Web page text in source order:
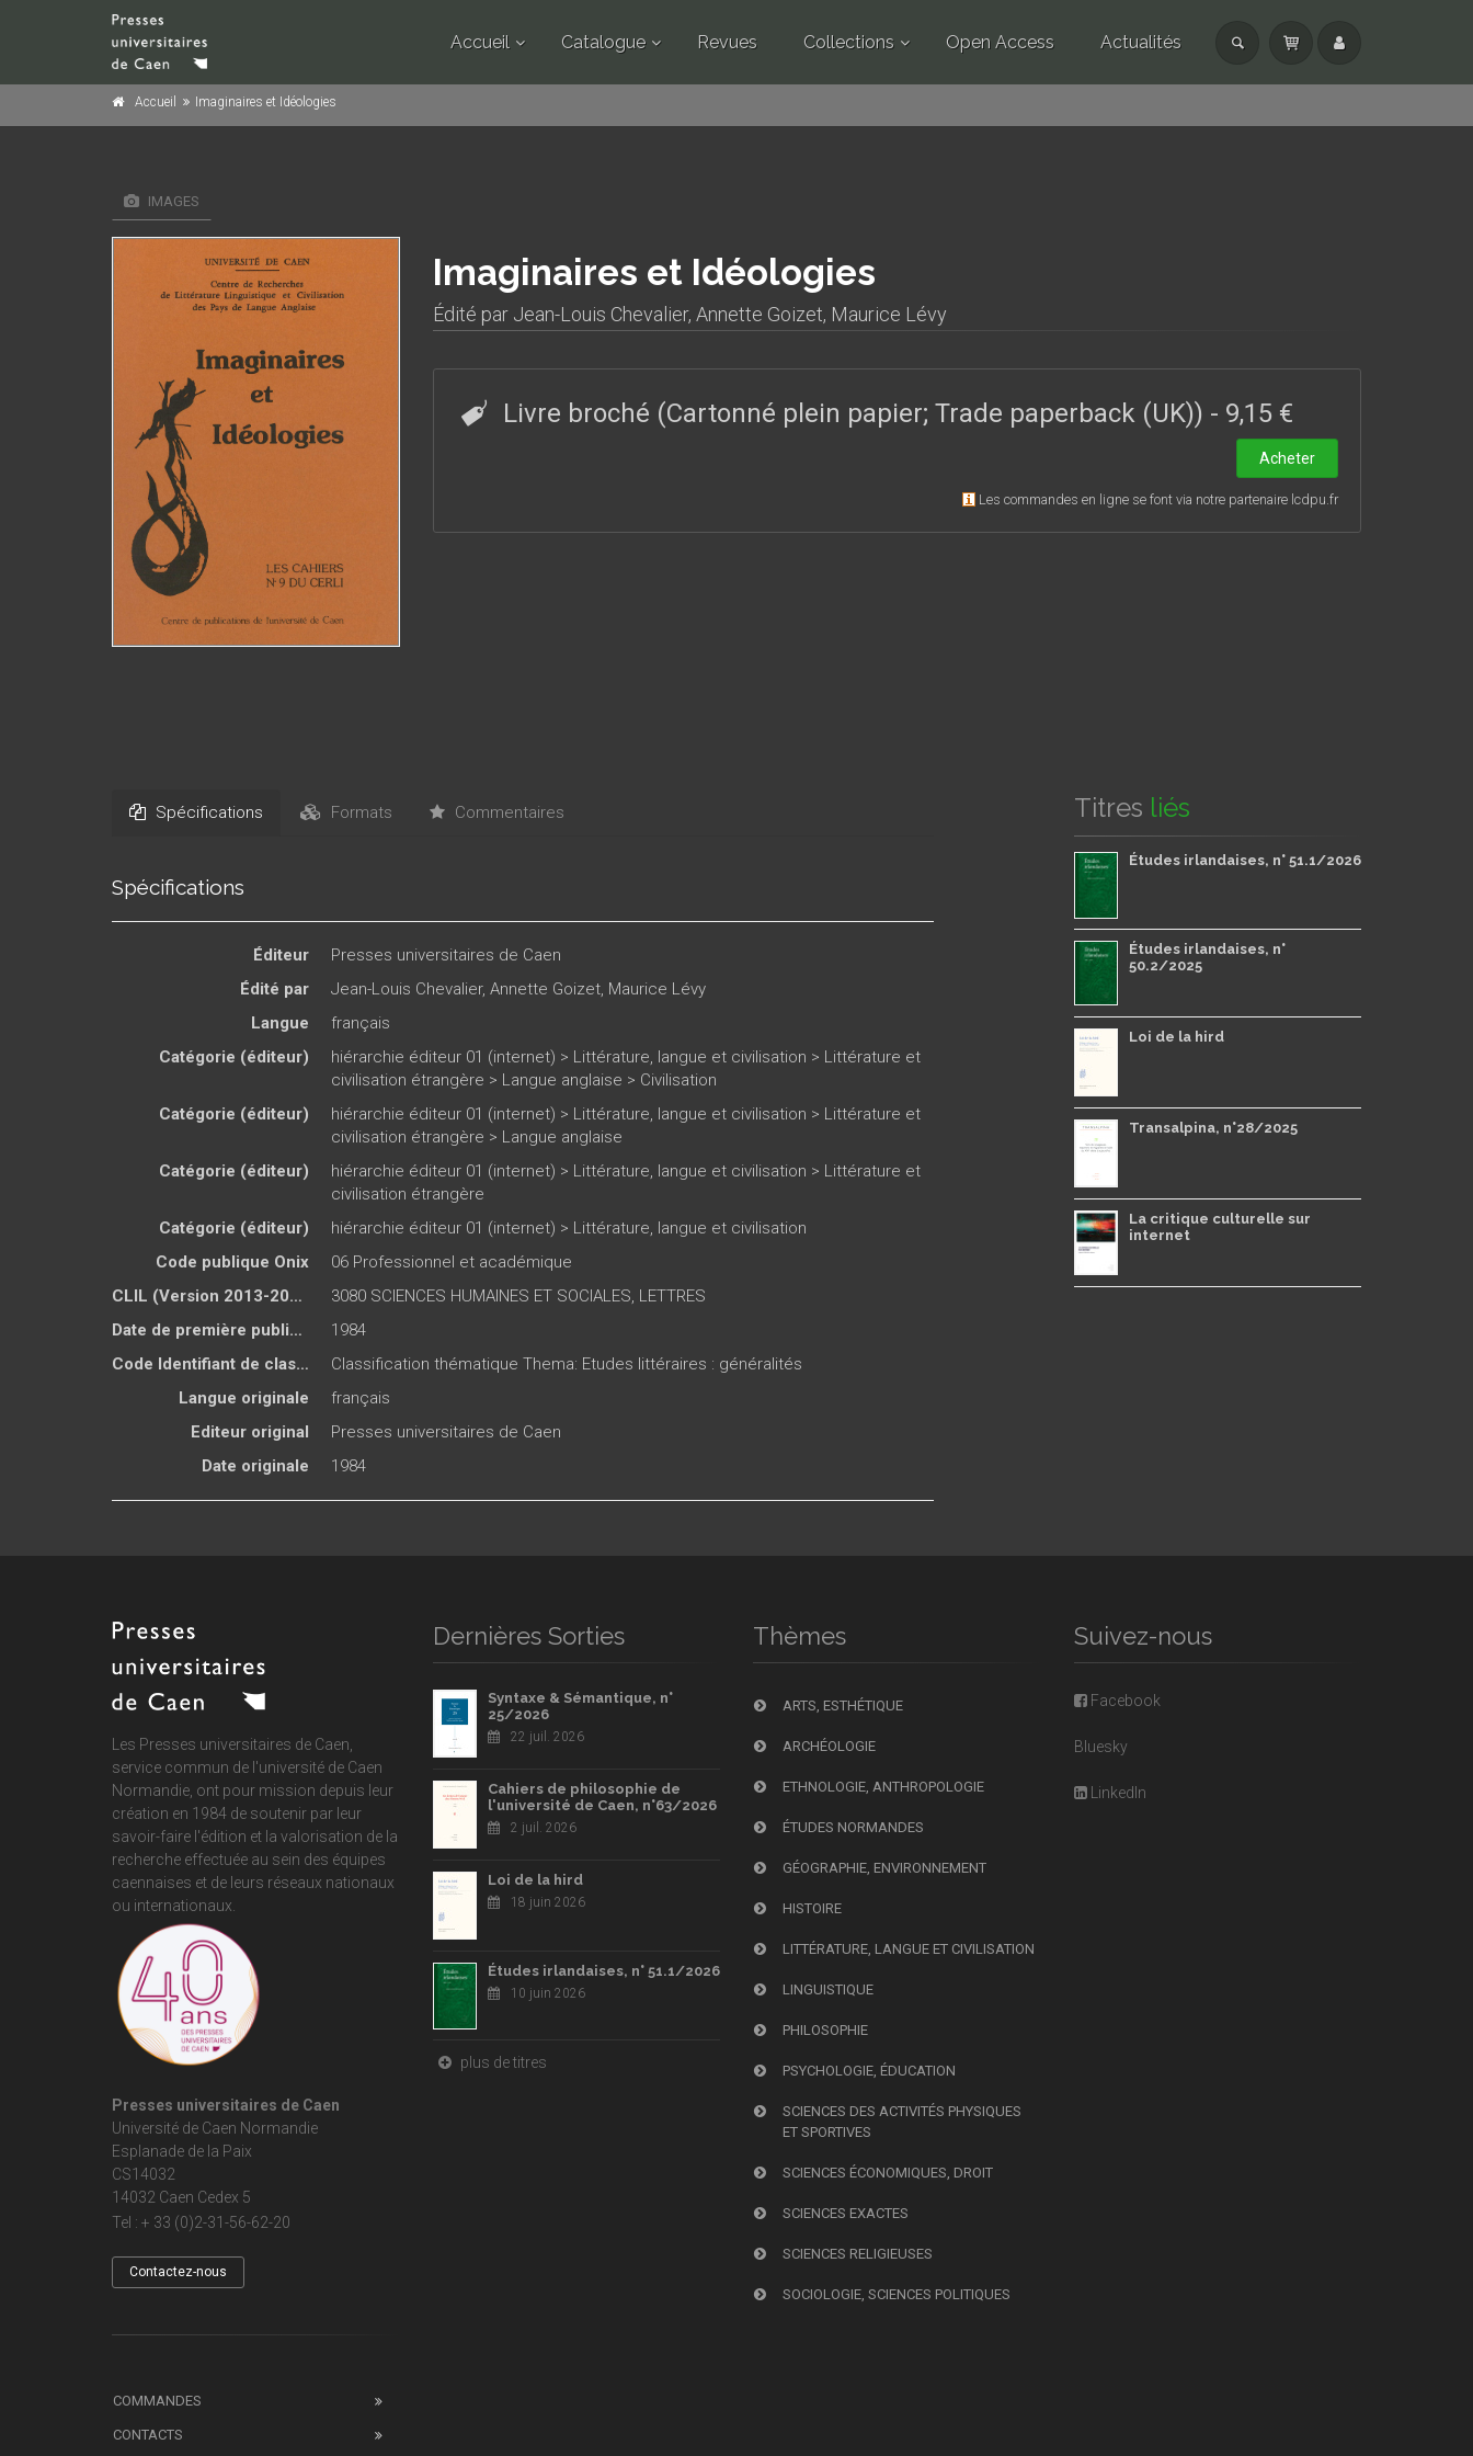
Accueil Catalogue Revues Collections Open Access Actualités
Accueil Imaginaires et Idéologies
IMAGES
Imaginaires et Idéologies
Édité par Jean-Louis Chevalier, Annette Goizet, Maurice Lévy
Livre broché (Cartonné plein papier; Trade paperback (UK)) - 9,15 €
Acheter
Les commandes en ligne se font via notre partenaire lcdpu.fr
Spécifications Formats Commentaires
Spécifications
Éditeur
Presses universitaires de Caen
Édité par
Jean-Louis Chevalier, Annette Goizet, Maurice Lévy
Langue
français
Catégorie (éditeur)
hiérarchie éditeur 01 (internet) > Littérature, langue et civilisation > Littérature et
civilisation étrangère > Langue anglaise > Civilisation
Catégorie (éditeur)
hiérarchie éditeur 01 (internet) > Littérature, langue et civilisation > Littérature et
civilisation étrangère > Langue anglaise
Catégorie (éditeur)
hiérarchie éditeur 01 (internet) > Littérature, langue et civilisation > Littérature et
civilisation étrangère
Catégorie (éditeur)
hiérarchie éditeur 01 (internet) > Littérature, langue et civilisation
Code publique Onix
06 Professionnel et académique
CLIL (Version 2013-2019 )
3080 SCIENCES HUMAINES ET SOCIALES, LETTRES
Date de première publication du titre
1984
Code Identifiant de classement sujet
Classification thématique Thema: Etudes littéraires : généralités
Langue originale
français
Editeur original
Presses universitaires de Caen
Date originale
1984
Titres liés
Études irlandaises, n° 51.1/2026
Études irlandaises, n°
50.2/2025
Loi de la hird
Transalpina, n°28/2025
La critique culturelle sur
internet
Les Presses universitaires de Caen,
service commun de l'université de Caen
Normandie , ont pour mission depuis leur
création en 1984 de soutenir par leur
savoir-faire l'édition et la valorisation de la
recherche effectuée au sein des équipes
caennaises et de leurs réseaux nationaux
ou internationaux.
Presses universitaires de Caen
Université de Caen Normandie
Esplanade de la Paix
CS14032
14032 Caen Cedex 5
Tel : + 33 (0)2-31-56-62-20
Contactez-nous
COMMANDES
CONTACTS
Dernières Sorties
Syntaxe & Sémantique, n°
25/2026
22 juil. 2026
Cahiers de philosophie de
l'université de Caen, n°63/2026
2 juil. 2026
Loi de la hird
18 juin 2026
Études irlandaises, n° 51.1/2026
10 juin 2026
plus de titres
Thèmes
ARTS, ESTHÉTIQUE
ARCHÉOLOGIE
ETHNOLOGIE, ANTHROPOLOGIE
ÉTUDES NORMANDES
GÉOGRAPHIE, ENVIRONNEMENT
HISTOIRE
LITTÉRATURE, LANGUE ET CIVILISATION
LINGUISTIQUE
PHILOSOPHIE
PSYCHOLOGIE, ÉDUCATION
SCIENCES DES ACTIVITÉS PHYSIQUES
ET SPORTIVES
SCIENCES ÉCONOMIQUES, DROIT
SCIENCES EXACTES
SCIENCES RELIGIEUSES
SOCIOLOGIE, SCIENCES POLITIQUES
Suivez-nous
Facebook
Bluesky
LinkedIn